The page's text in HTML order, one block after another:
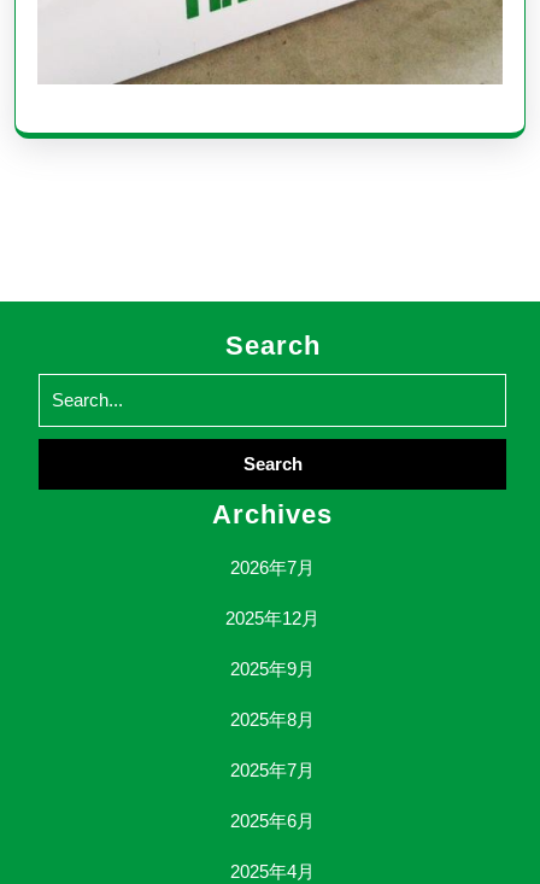
Search
for:
Archives
2026年7月
2025年12月
2025年9月
2025年8月
2025年7月
2025年6月
2025年4月